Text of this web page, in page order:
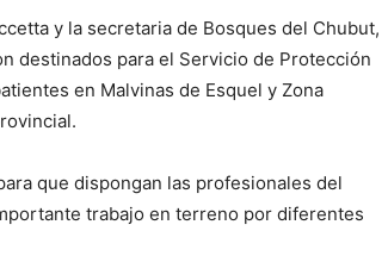
y la secretaria de Bosques del Chubut,
destinados para el Servicio de Protección
en Malvinas de Esquel y Zona
que dispongan las profesionales del
trabajo en terreno por diferentes